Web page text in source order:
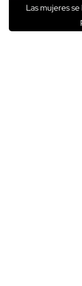
Las mujeres